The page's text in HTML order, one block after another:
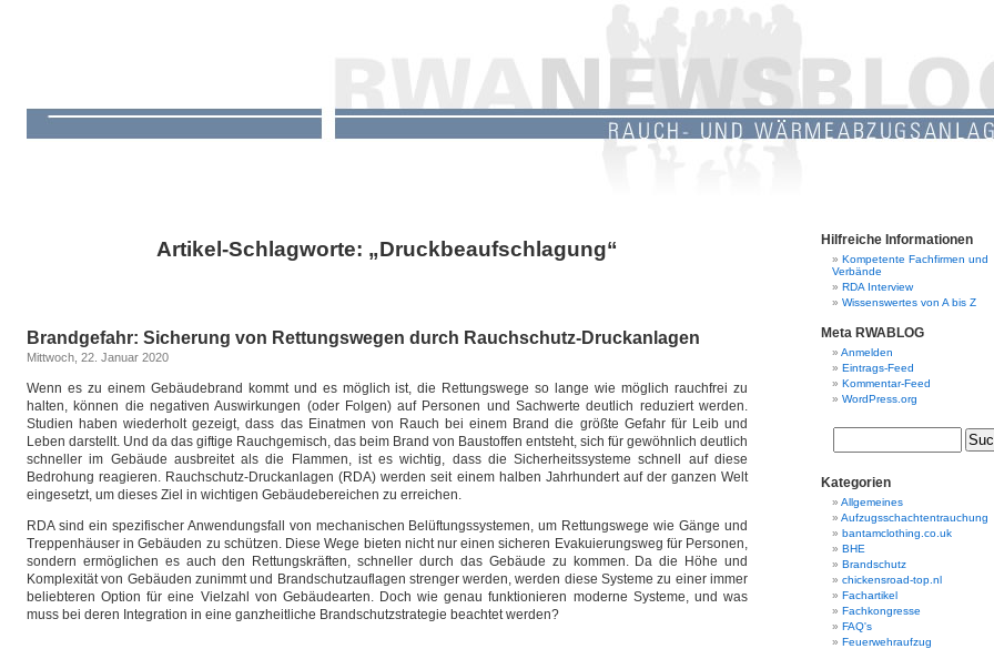
Artikel-Schlagworte: „Druckbeaufschlagung“
Brandgefahr: Sicherung von Rettungswegen durch Rauchschutz-Druckanlagen
Mittwoch, 22. Januar 2020
Wenn es zu einem Gebäudebrand kommt und es möglich ist, die Rettungswege so lange wie möglich rauchfrei zu
halten, können die negativen Auswirkungen (oder Folgen) auf Personen und Sachwerte deutlich reduziert werden.
Studien haben wiederholt gezeigt, dass das Einatmen von Rauch bei einem Brand die größte Gefahr für Leib und
Leben darstellt. Und da das giftige Rauchgemisch, das beim Brand von Baustoffen entsteht, sich für gewöhnlich deutlich
schneller im Gebäude ausbreitet als die Flammen, ist es wichtig, dass die Sicherheitssysteme schnell auf diese
Bedrohung reagieren. Rauchschutz-Druckanlagen (RDA) werden seit einem halben Jahrhundert auf der ganzen Welt
eingesetzt, um dieses Ziel in wichtigen Gebäudebereichen zu erreichen.
RDA sind ein spezifischer Anwendungsfall von mechanischen Belüftungssystemen, um Rettungswege wie Gänge und
Treppenhäuser in Gebäuden zu schützen. Diese Wege bieten nicht nur einen sicheren Evakuierungsweg für Personen,
sondern ermöglichen es auch den Rettungskräften, schneller durch das Gebäude zu kommen. Da die Höhe und
Komplexität von Gebäuden zunimmt und Brandschutzauflagen strenger werden, werden diese Systeme zu einer immer
beliebteren Option für eine Vielzahl von Gebäudearten. Doch wie genau funktionieren moderne Systeme, und was
muss bei deren Integration in eine ganzheitliche Brandschutzstrategie beachtet werden?
Hilfreiche Informationen
Kompetente Fachfirmen und
Verbände
RDA Interview
Wissenswertes von A bis Z
Meta RWABLOG
Anmelden
Eintrags-Feed
Kommentar-Feed
WordPress.org
Kategorien
Allgemeines
Aufzugsschachtentrauchung
bantamclothing.co.uk
BHE
Brandschutz
chickensroad-top.nl
Fachartikel
Fachkongresse
FAQ's
Feuerwehraufzug